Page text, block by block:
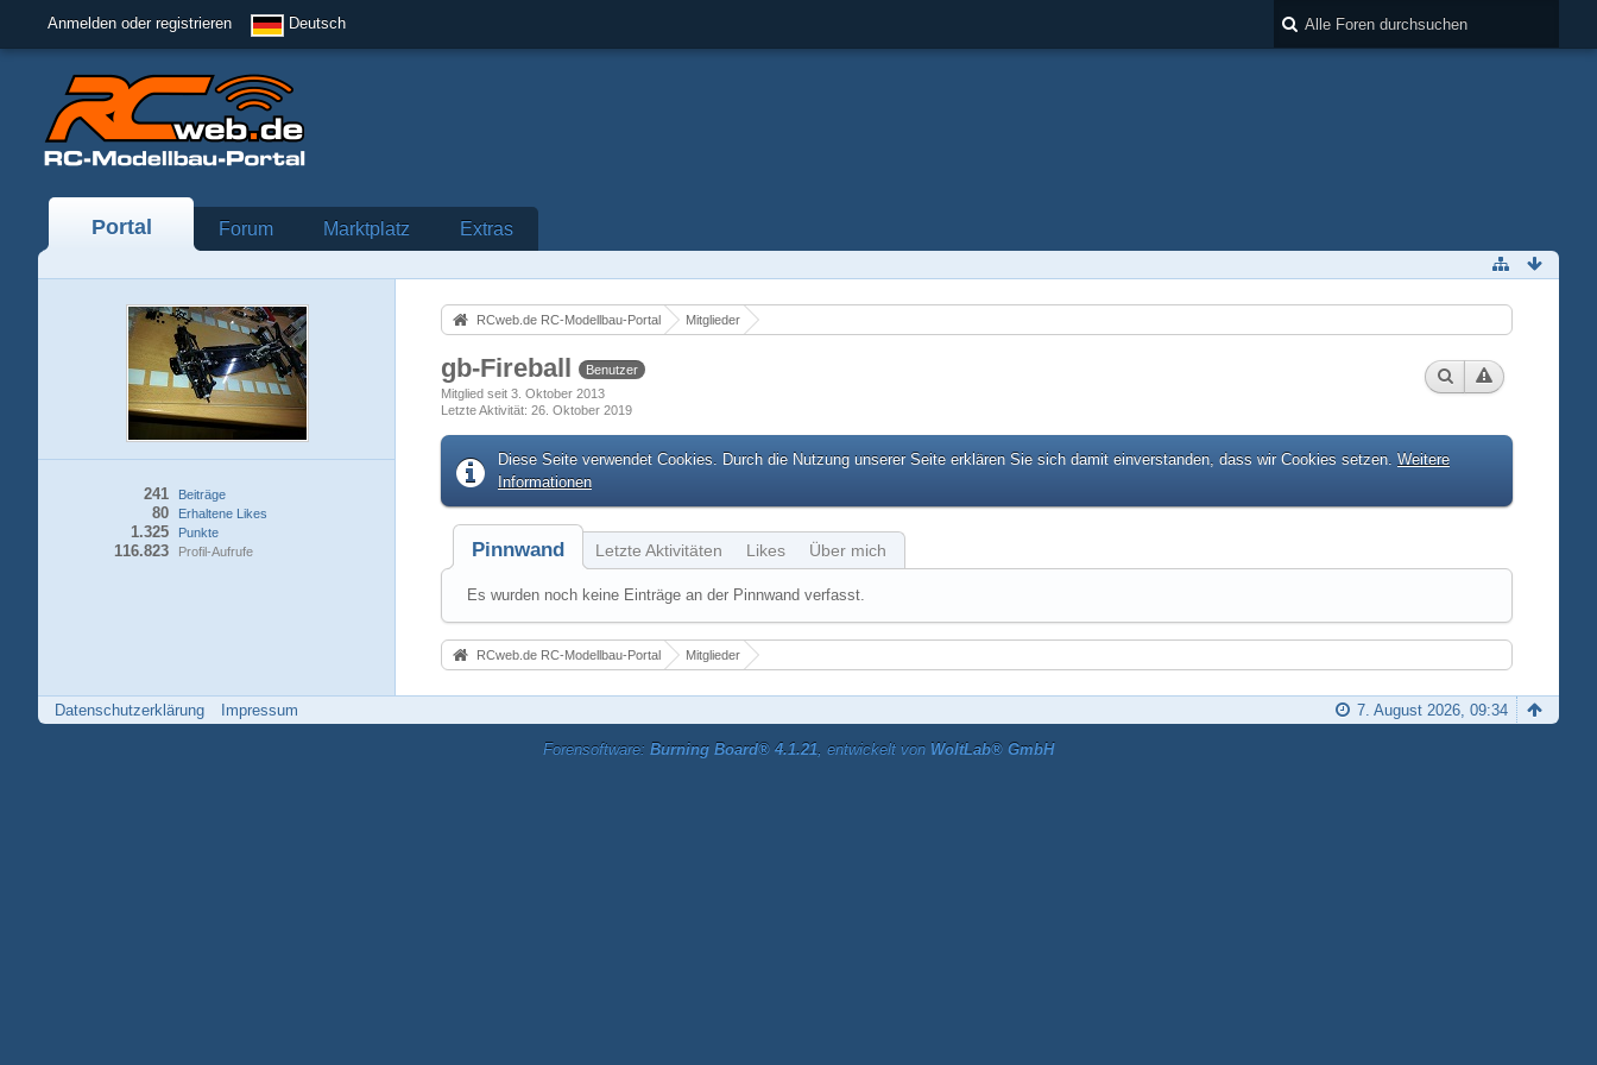
Anmelden oder registrieren Deutsch
Portal Forum Marktplatz Extras
Beiträge
241
Erhaltene Likes
80
Punkte
1.325
Profil-Aufrufe
116.823
RCweb.de RC-Modellbau-Portal Mitglieder
gb-Fireball
Benutzer
Mitglied seit 3. Oktober 2013
Letzte Aktivität 26. Oktober 2019
Diese Seite verwendet Cookies. Durch die Nutzung unserer Seite erklären Sie sich damit einverstanden, dass wir Cookies setzen. Weitere
Informationen
Pinnwand Letzte Aktivitäten Likes Über mich
Es wurden noch keine Einträge an der Pinnwand verfasst.
RCweb.de RC-Modellbau-Portal Mitglieder
Datenschutzerklärung Impressum 7. August 2026, 09:34
Forensoftware: Burning Board® 4.1.21, entwickelt von WoltLab® GmbH